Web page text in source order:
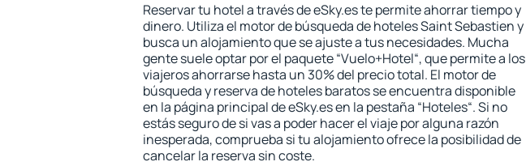
Reservar tu hotel a través de eSky.es te permite ahorrar tiempo y
dinero. Utiliza el motor de búsqueda de hoteles Saint Sebastien y
busca un alojamiento que se ajuste a tus necesidades. Mucha
gente suele optar por el paquete “Vuelo+Hotel“, que permite a los
viajeros ahorrarse hasta un 30% del precio total. El motor de
búsqueda y reserva de hoteles baratos se encuentra disponible
en la página principal de eSky.es en la pestaña “Hoteles“. Si no
estás seguro de si vas a poder hacer el viaje por alguna razón
inesperada, comprueba si tu alojamiento ofrece la posibilidad de
cancelar la reserva sin coste.